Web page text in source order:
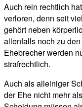
Auch rein rechtlich
verloren, denn seit
gehört neben
allenfalls noch zu
Ehebrecher werden
strafrechtlich.
Auch als alleiniger
der Ehe nicht mehr